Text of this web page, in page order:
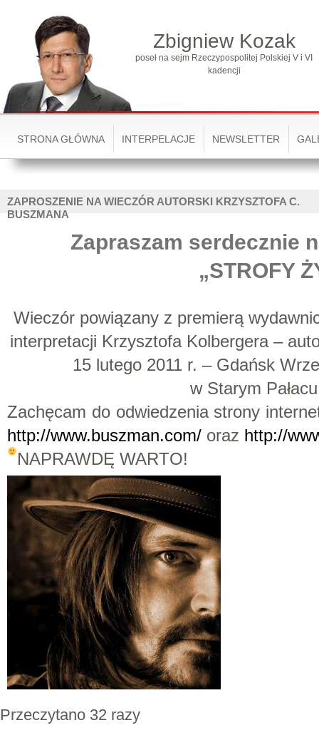
Zbigniew Kozak
poseł na sejm Rzeczypospolitej Polskiej V i VI
kadencji
STRONA GŁÓWNA INTERPELACJE NEWSLETTER
ZAPROSZENIE NA WIECZÓR AUTORSKI KRZYSZTOFA C.
BUSZMANA
Zapraszam serdecznie
„STROFY
Wieczór powiązany z premierą
interpretacji Krzysztofa Kolbergera –
15 lutego 2011 r. – Gdańsk
w Starym
Zachęcam do odwiedzenia strony
http://www.buszman.com/ oraz http://
NAPRAWDĘ WARTO!
Przeczytano 32 razy